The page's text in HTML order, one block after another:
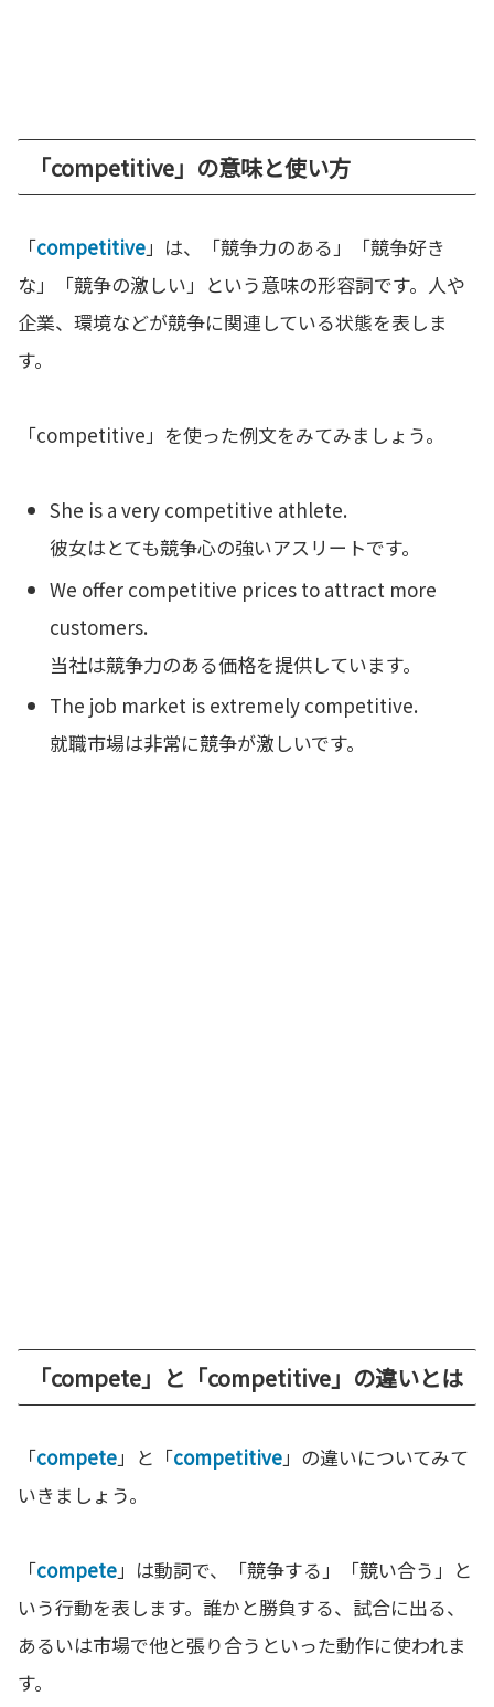
「competitive」の意味と使い方
「competitive」は、「競争力のある」「競争好き
な」「競争の激しい」という意味の形容詞です。人や
企業、環境などが競争に関連している状態を表しま
す。
「competitive」を使った例文をみてみましょう。
She is a very competitive athlete.
彼女はとても競争心の強いアスリートです。
We offer competitive prices to attract more
customers.
当社は競争力のある価格を提供しています。
The job market is extremely competitive.
就職市場は非常に競争が激しいです。
「compete」と「competitive」の違いとは
「compete」と「competitive」の違いについてみて
いきましょう。
「compete」は動詞で、「競争する」「競い合う」と
いう行動を表します。誰かと勝負する、試合に出る、
あるいは市場で他と張り合うといった動作に使われま
す。